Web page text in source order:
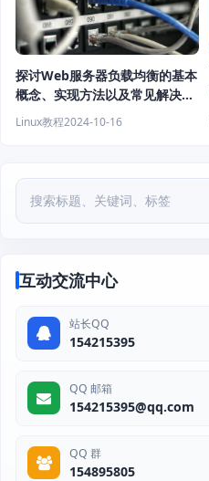
探讨Web服务器负载均衡的基本
概念、实现方法以及常见解决方
案
Linux教程2024-10-16
互动交流中心
站长QQ
154215395
QQ 邮箱
154215395@qq.com
QQ 群
154895805